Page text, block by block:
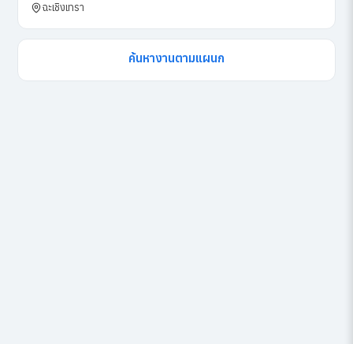
ฉะเชิงเทรา
ค้นหางานตามแผนก